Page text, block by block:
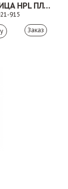
СТОЛЕШНИЦА HPL ПЛАСТИК
915
Заказ